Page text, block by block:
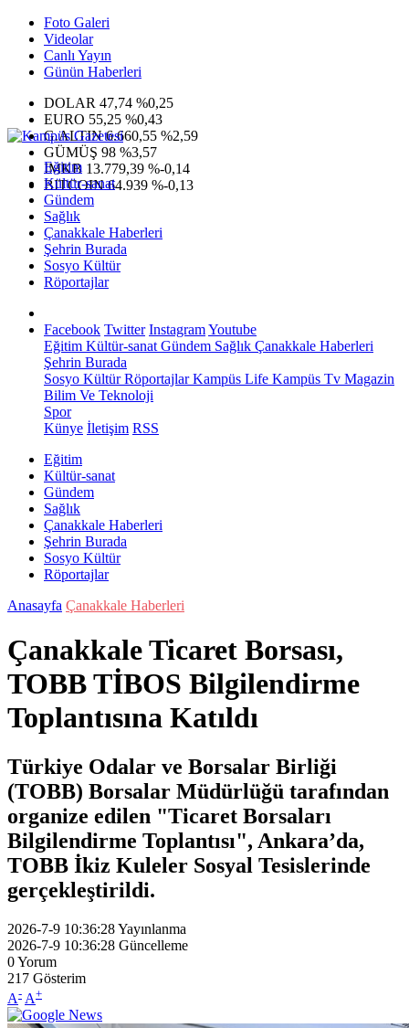
Foto Galeri
Videolar
Canlı Yayın
Günün Haberleri
DOLAR 47,74 %0,25
EURO 55,25 %0,43
G.ALTIN6.660,55 %2,59
GÜMÜŞ 98 %3,57
IMKB 13.779,39 %-0,14
BITCOIN64.939 %-0,13
Eğitim
Kültür-sanat
Gündem
Sağlık
Çanakkale Haberleri
Şehrin Burada
Sosyo Kültür
Röportajlar
Facebook Twitter InstagramYoutube
Eğitim Kültür-sanat Gündem Sağlık Çanakkale Haberleri
Şehrin Burada
Sosyo KültürRöportajlarKampüs Life Kampüs Tv Magazin
Bilim Ve Teknoloji
Spor
Künye İletişim RSS
Eğitim
Kültür-sanat
Gündem
Sağlık
Çanakkale Haberleri
Şehrin Burada
Sosyo Kültür
Röportajlar
Anasayfa Çanakkale Haberleri
Çanakkale Ticaret Borsası,
TOBB TİBOS Bilgilendirme
Toplantısına Katıldı
Türkiye Odalar ve Borsalar Birliği
(TOBB) Borsalar Müdürlüğü tarafından
organize edilen "Ticaret Borsaları
Bilgilendirme Toplantısı", Ankara’da,
TOBB İkiz Kuleler Sosyal Tesislerinde
gerçekleştirildi.
2026-7-9 10:36:28Yayınlanma
2026-7-9 10:36:28 Güncelleme
0Yorum
217 Gösterim
A- A+